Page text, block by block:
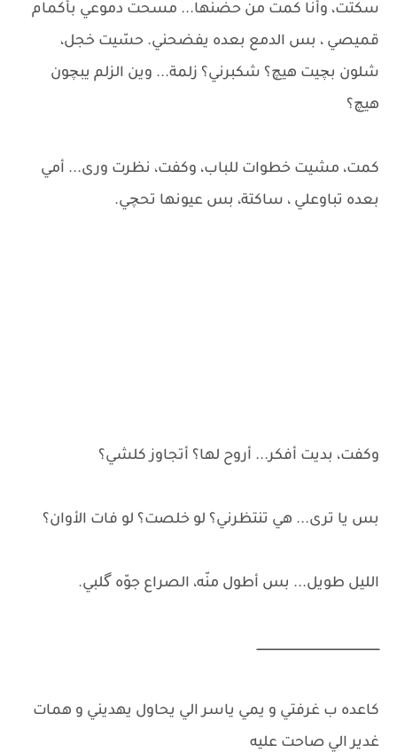
سكَتت، وأنا كمت من حضنها... مسحت دموعي بأكمام
قميصي ، بس الدمع بعده يفضحني. حسّيت خجل،
شلون بچيت هيچ؟ شكبرني؟ زلمة... وين الزلم يبچون
هيچ؟
كمت، مشيت خطوات للباب، وكفت، نظرت ورى... أمي
بعده تباوعلي ، ساكتة، بس عيونها تحچي.
وكفت، بديت أفكر... أروح لها؟ أتجاوز كلشي؟
بس يا ترى... هي تنتظرني؟ لو خلصت؟ لو فات الأوان؟
الليل طويل... بس أطول منّه، الصراع جوّه گلبي.
ـــــــــــــــــــــــــــــــــــــــــــــــــــــــــــــــــــــ
كاعده ب غرفتي و يمي ياسر الي يحاول يهديني و همات
غدير الي صاحت عليه